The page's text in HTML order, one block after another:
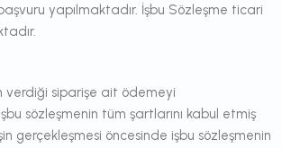
yapılmaktadır. İşbu Sözleşme ticari
verdiği siparişe ait ödemeyi
sözleşmenin tüm şartlarını kabul etmiş
gerçekleşmesi öncesinde işbu sözleşmenin